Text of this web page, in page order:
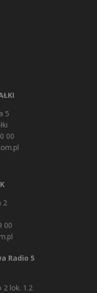
5
00
2
00
Radio 5
2 lok. 1.2